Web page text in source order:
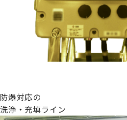
防爆対応の
洗浄・充填ライン